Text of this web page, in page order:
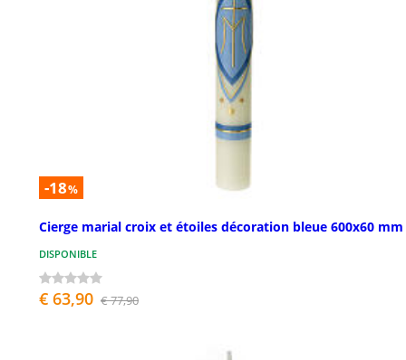
-18%
Cierge marial croix et étoiles décoration bleue 600x60 mm
DISPONIBLE
€ 63,90 € 77,90